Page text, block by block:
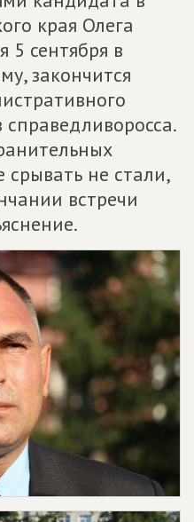
края Олега
сентября в
закончится
срывать не стали,
встречи